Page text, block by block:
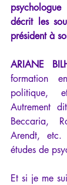
décrit les
président à
ARIANE
formation
politique,
Autrement
Beccaria,
Arendt, etc.
études de
Et si je me